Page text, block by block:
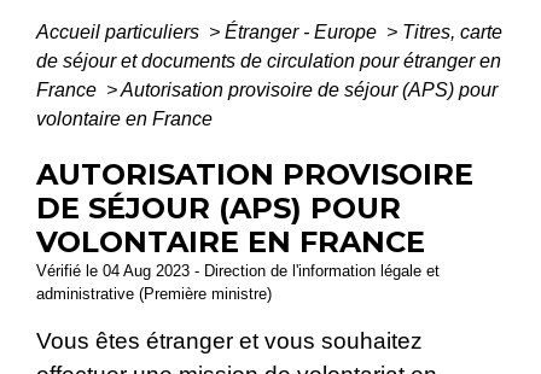
Accueil particuliers > Étranger - Europe > Titres, carte
de séjour et documents de circulation pour étranger en
France >Autorisation provisoire de séjour (APS) pour
volontaire en France
AUTORISATION PROVISOIRE
DE SÉJOUR (APS) POUR
VOLONTAIRE EN FRANCE
Vérifié le 04 Aug 2023 - Direction de l'information légale et
administrative (Première ministre)
Vous êtes étranger et vous souhaitez